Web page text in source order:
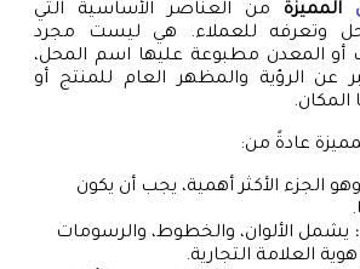
المميزة من العناصر الأساسية التي
وتعرفه للعملاء. هي ليست مجرد
المعدن مطبوعة عليها اسم المحل،
عن الرؤية والمظهر العام للمنتج أو
المكان.
عادةً من:
وهو الجزء الأكثر أهمية، يجب أن يكون
يشمل الألوان، والخطوط، والرسومات
العلامة التجارية.